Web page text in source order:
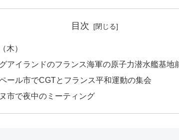
目次
木）
アイランドのフランス海軍の原子力潜水艦基地
ール市でCGTとフランス平和運動の集会
市で夜中のミーティング